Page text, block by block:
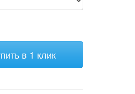
в 1 клик